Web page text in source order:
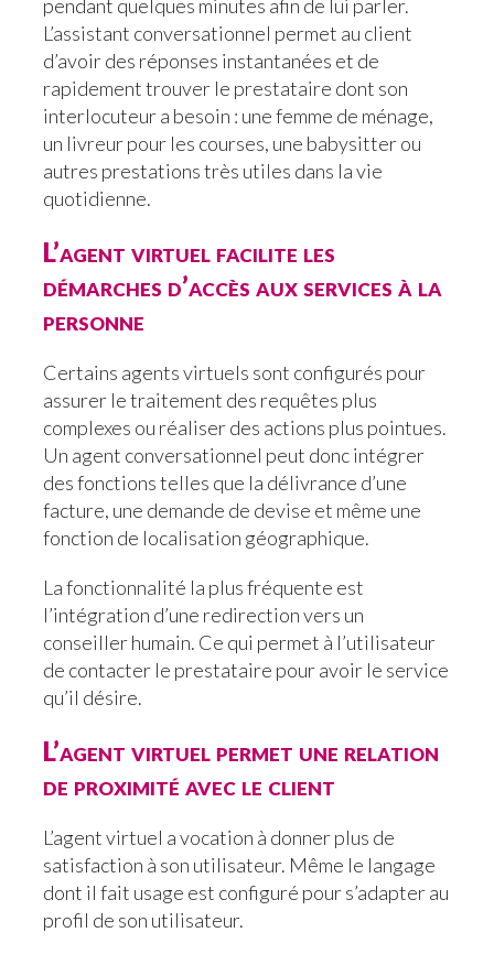
pendant quelques minutes afin de lui parler.
L’assistant conversationnel permet au client
d’avoir des réponses instantanées et de
rapidement trouver le prestataire dont son
interlocuteur a besoin : une femme de ménage,
un livreur pour les courses, une babysitter ou
autres prestations très utiles dans la vie
quotidienne.
L’agent virtuel facilite les
démarches d’accès aux services à la
personne
Certains agents virtuels sont configurés pour
assurer le traitement des requêtes plus
complexes ou réaliser des actions plus pointues.
Un agent conversationnel peut donc intégrer
des fonctions telles que la délivrance d’une
facture, une demande de devise et même une
fonction de localisation géographique.
La fonctionnalité la plus fréquente est
l’intégration d’une redirection vers un
conseiller humain. Ce qui permet à l’utilisateur
de contacter le prestataire pour avoir le service
qu’il désire.
L’agent virtuel permet une relation
de proximité avec le client
L’agent virtuel a vocation à donner plus de
satisfaction à son utilisateur. Même le langage
dont il fait usage est configuré pour s’adapter au
profil de son utilisateur.